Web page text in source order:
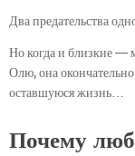
Два предательства
Но когда и близкие —
Олю, она
оставшуюся жизнь…
Почему